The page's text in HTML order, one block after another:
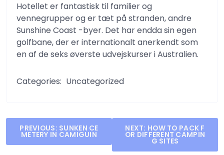
Hotellet er fantastisk til familier og
vennegrupper og er tæt på stranden, andre
Sunshine Coast -byer. Det har endda sin egen
golfbane, der er internationalt anerkendt som
en af ​​de seks øverste udvejskurser i Australien.
Categories: Uncategorized
Post
navigation
PREVIOUS: SUNKEN CE
METERY IN CAMIGUIN
NEXT: HOW TO PACK F
OR DIFFERENT CAMPIN
G SITES